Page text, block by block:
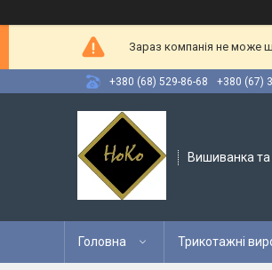
Зараз компанія не може
+380 (68) 529-86-68 +380 (67)
Вишиванка
Головна Трикотажні